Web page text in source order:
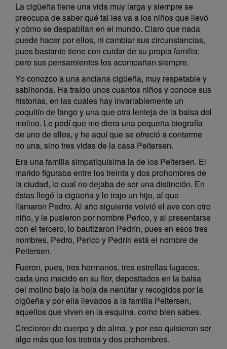
La cigüeña tiene una vida muy larga y siempre se
preocupa de saber qué tal les va a los niños que llevó
y cómo se despabilan en el mundo. Claro que nada
puede hacer por ellos, ni cambiar sus circunstancias,
pues bastante tiene con cuidar de su propia familia;
pero sus pensamientos los acompañan siempre.
Yo conozco a una anciana cigüeña, muy respetable y
sabihonda. Ha traído unos cuantos niños y conoce sus
historias, en las cuales hay invariablemente un
poquitín de fango y una que otra lenteja de la balsa del
molino. Le pedí que me diera una pequeña biografía
de uno de ellos, y he aquí que se ofreció a contarme
no una, sino tres vidas de la casa Peitersen.
Era una familia simpatiquísima la de los Peitersen. El
marido figuraba entre los treinta y dos prohombres de
la ciudad, lo cual no dejaba de ser una distinción. En
éstas llegó la cigüeña y le trajo un hijo, al que
llamaron Pedro. Al año siguiente volvió el ave con otro
niño, y le pusieron por nombre Perico, y al presentarse
con el tercero, lo bautizaron Pedrín, pues en esos tres
nombres, Pedro, Perico y Pedrín está el nombre de
Peitersen.
Fueron, pues, tres hermanos, tres estrellas fugaces,
cada uno mecido en su flor, depositados en la balsa
del molino bajo la hoja de nenúfar y recogidos por la
cigüeña y por ella llevados a la familia Peitersen,
aquellos que viven en la esquina, como bien sabes.
Crecieron de cuerpo y de alma, y por eso quisieron ser
algo más que los treinta y dos prohombres.